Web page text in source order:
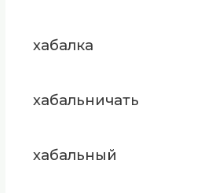
хабалка
хабальничать
хабальный